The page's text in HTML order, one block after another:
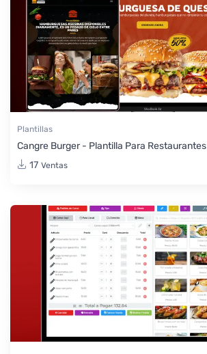
Plantillas
Cangre Burger - Plantilla Para Restaurantes
17 Ventas